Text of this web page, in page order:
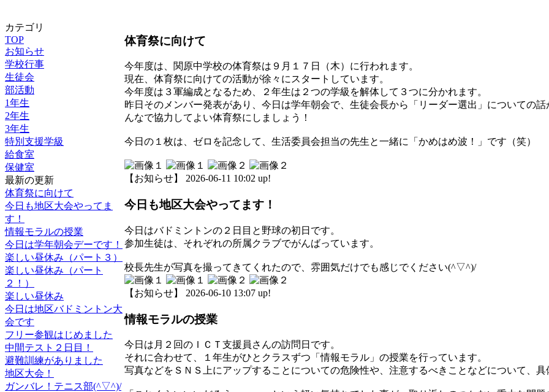
カテゴリ
TOP
お知らせ
学校行事
生徒会
部活動
1年生
2年生
3年生
特別支援学級
給食室
保健室
最新の更新
体育祭に向けて
今日も地区大会やってま
す！
情報モラルの授業
今日は学年朝会デーです！
楽しい昼休み（パート３）
楽しい昼休み（パート
２！）
楽しい昼休み
今日は地区バドミントン大
会です
フリー参観はじめました
中間テスト２日目！
避難訓練がありました
地区大会！
ガンバレ！テニス部(^▽^)/
体育祭に向けて
今年度は、関原中学校の体育祭は９月１７日（木）に行われます。
現在、体育祭に向けての活動が徐々にスタートしています。
今年度は３軍編成となるため、２年生は２つの学級を解体して３つに分かれます。
昨日そのメンバー発表があり、今日は学年朝会で、生徒会長から「リーダー選出」についての
んなで協力してよい体育祭にしましょう！
今日の１枚は、ゼロを記念して、生活委員会担当の先生と一緒に「かめはめ波！」です（笑）
【お知らせ】 2026-06-11 10:02 up!
今日も地区大会やってます！
今日はバドミントンの２日目と野球の初日です。
参加生徒は、それぞれの所属クラブでがんばっています。
校長先生が写真を撮ってきてくれたので、雰囲気だけでも感じでください(^▽^)/
【お知らせ】 2026-06-10 13:07 up!
情報モラルの授業
今日は月２回のＩＣＴ支援員さんの訪問日です。
それに合わせて、１年生がひとクラスずつ「情報モラル」の授業を行っています。
写真などをＳＮＳ上にアップすることについての危険性や、注意するべきことなどについて、具